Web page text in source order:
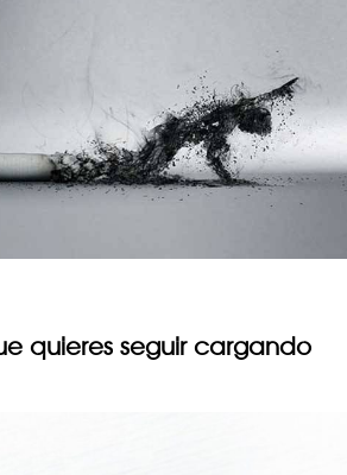
quieres seguir cargando